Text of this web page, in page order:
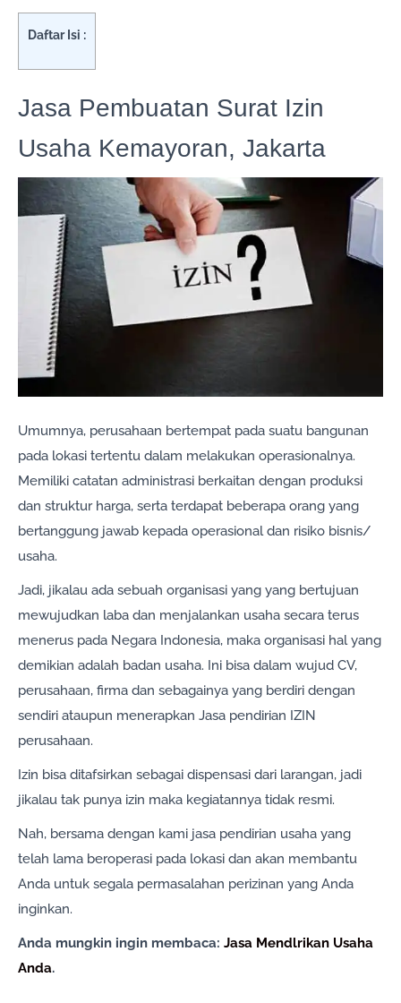
Daftar Isi :
Jasa Pembuatan Surat Izin
Usaha Kemayoran, Jakarta
Umumnya, perusahaan bertempat pada suatu bangunan
pada lokasi tertentu dalam melakukan operasionalnya.
Memiliki catatan administrasi berkaitan dengan produksi
dan struktur harga, serta terdapat beberapa orang yang
bertanggung jawab kepada operasional dan risiko bisnis/
usaha.
Jadi, jikalau ada sebuah organisasi yang yang bertujuan
mewujudkan laba dan menjalankan usaha secara terus
menerus pada Negara Indonesia, maka organisasi hal yang
demikian adalah badan usaha. Ini bisa dalam wujud CV,
perusahaan, firma dan sebagainya yang berdiri dengan
sendiri ataupun menerapkan Jasa pendirian IZIN
perusahaan.
Izin bisa ditafsirkan sebagai dispensasi dari larangan, jadi
jikalau tak punya izin maka kegiatannya tidak resmi.
Nah, bersama dengan kami jasa pendirian usaha yang
telah lama beroperasi pada lokasi dan akan membantu
Anda untuk segala permasalahan perizinan yang Anda
inginkan.
Anda mungkin ingin membaca: Jasa Mendlrikan Usaha
Anda.